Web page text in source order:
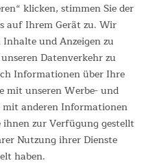
Suchanfrage keine Artikel
klicken, stimmen Sie der
auf Ihrem Gerät zu. Wir
und Anzeigen zu
Datenverkehr zu
Informationen über Ihre
mit unseren Werbe- und
mit anderen Informationen
ihnen zur Verfügung gestellt
Nutzung ihrer Dienste
haben.